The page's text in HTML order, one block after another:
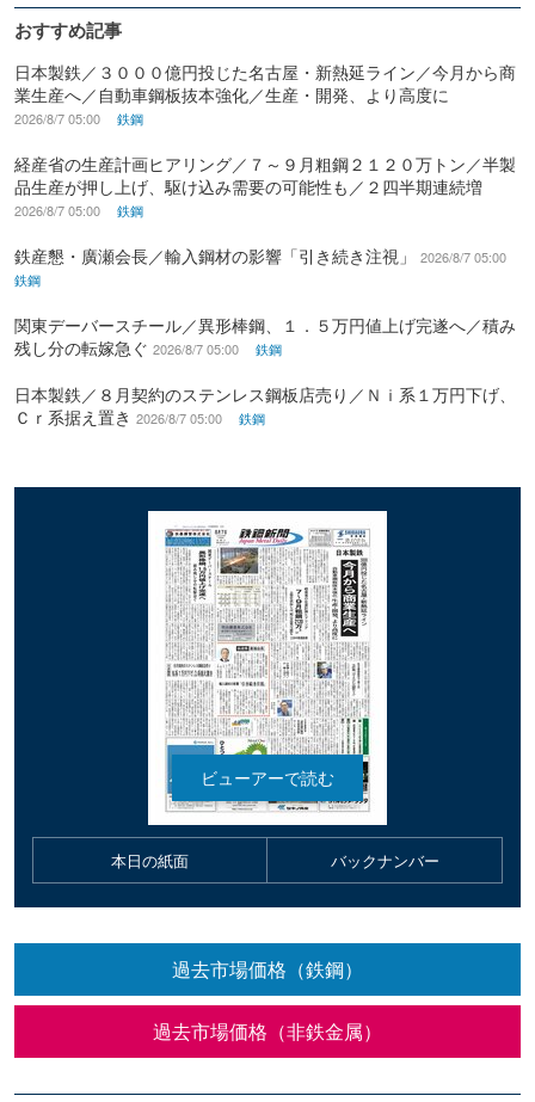
おすすめ記事
日本製鉄／３０００億円投じた名古屋・新熱延ライン／今月から商
業生産へ／自動車鋼板抜本強化／生産・開発、より高度に
2026/8/7 05:00 鉄鋼
経産省の生産計画ヒアリング／７～９月粗鋼２１２０万トン／半製
品生産が押し上げ、駆け込み需要の可能性も／２四半期連続増
2026/8/7 05:00 鉄鋼
鉄産懇・廣瀬会長／輸入鋼材の影響「引き続き注視」
2026/8/7 05:00
鉄鋼
関東デーバースチール／異形棒鋼、１．５万円値上げ完遂へ／積み
残し分の転嫁急ぐ 2026/8/7 05:00 鉄鋼
日本製鉄／８月契約のステンレス鋼板店売り／Ｎｉ系１万円下げ、
Ｃｒ系据え置き 2026/8/7 05:00 鉄鋼
本日の紙面 バックナンバー
過去市場価格（鉄鋼）
過去市場価格（非鉄金属）